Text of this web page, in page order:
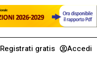
Registrati gratis Accedi